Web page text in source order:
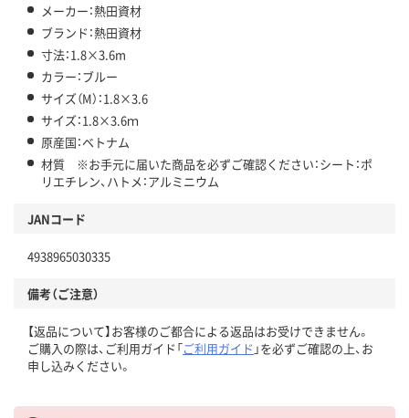
メーカー：熱田資材
ブランド：熱田資材
寸法：1.8×3.6m
カラー：ブルー
サイズ（M）：1.8×3.6
サイズ：1.8×3.6ｍ
原産国：ベトナム
材質 ※お手元に届いた商品を必ずご確認ください：シート：ポ
リエチレン、ハトメ：アルミニウム
JANコード
4938965030335
備考（ご注意）
【返品について】お客様のご都合による返品はお受けできません。
ご購入の際は、ご利用ガイド「ご利用ガイド 」を必ずご確認の上、お
申し込みください。